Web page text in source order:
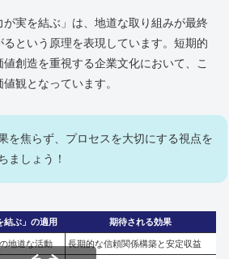
実を結ぶ」は、地道な取り組みが最終
という原理を表現しています。短期的
創造を重視する企業文化において、こ
観となっています。
を焦らず、プロセスを大切にする視点を
ましょう！
結ぶ」の適用 期待される効果
地道な活動 長期的な信頼関係構築と安定収益